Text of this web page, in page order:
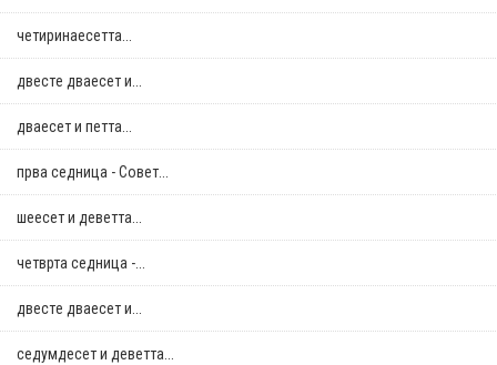
четиринаесетта...
двестe дваесет и...
дваесет и петта...
прва седница - Совет...
шеесет и деветта...
четврта седница -...
двестe дваесет и...
седумдесет и деветта...